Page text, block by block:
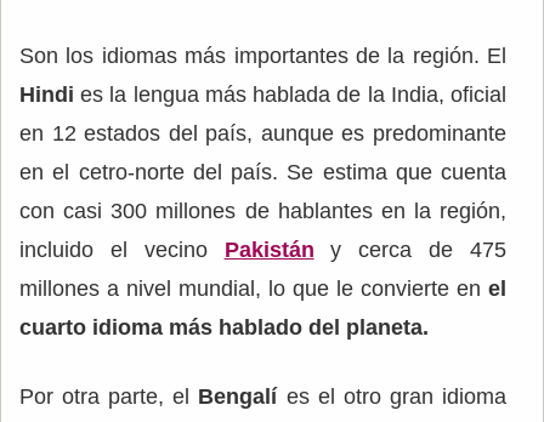
Son los idiomas más importantes de la región. El
Hindi es la lengua más hablada de la India, oficial
en 12 estados del país, aunque es predominante
en el cetro-norte del país. Se estima que cuenta
con casi 300 millones de hablantes en la región,
incluido el vecino Pakistán y cerca de 475
millones a nivel mundial, lo que le convierte en el
cuarto idioma más hablado del planeta.
Por otra parte, el Bengalí es el otro gran idioma